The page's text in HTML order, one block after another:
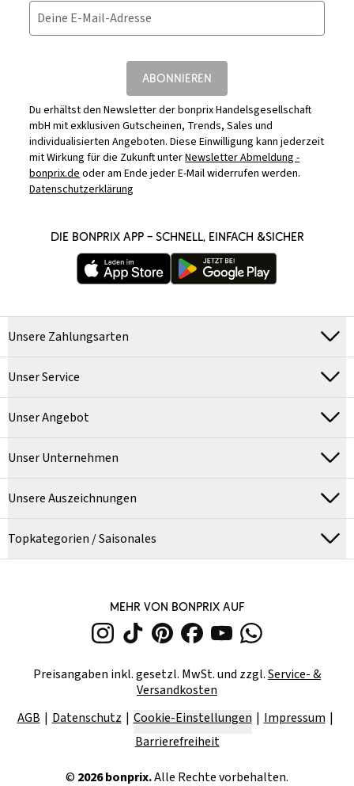
Deine E-Mail-Adresse
ABONNIEREN
Du erhältst den Newsletter der bonprix Handelsgesellschaft
mbH mit exklusiven Gutscheinen, Trends, Sales und
individualisierten Angeboten. Diese Einwilligung kann jederzeit
mit Wirkung für die Zukunft unterNewsletter Abmeldung -
bonprix.deoder am Ende jeder E-Mail widerrufen werden.
Datenschutzerklärung
DIE BONPRIX APP – SCHNELL, EINFACH &SICHER
Unsere Zahlungsarten
Unser Service
Unser Angebot
Unser Unternehmen
Unsere Auszeichnungen
Topkategorien / Saisonales
MEHR VON BONPRIX AUF
Preisangaben inkl. gesetzl. MwSt. und zzgl.Service- &
Versandkosten
AGB
Datenschutz Cookie-Einstellungen
Impressum
Barrierefreiheit
© 2026bonprix.Alle Rechte vorbehalten.